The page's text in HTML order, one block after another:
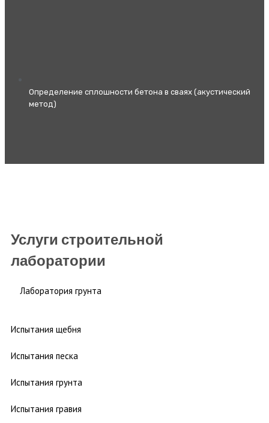
Определение сплошности бетона в сваях (акустический
метод)
Услуги строительной
лаборатории
Лаборатория грунта
Испытания щебня
Испытания песка
Испытания грунта
Испытания гравия